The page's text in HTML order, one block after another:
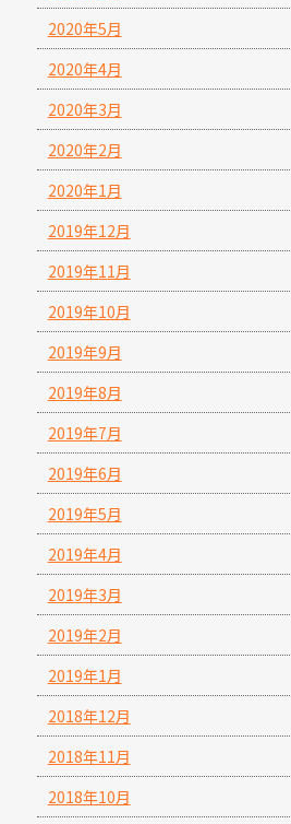
2020年5月
2020年4月
2020年3月
2020年2月
2020年1月
2019年12月
2019年11月
2019年10月
2019年9月
2019年8月
2019年7月
2019年6月
2019年5月
2019年4月
2019年3月
2019年2月
2019年1月
2018年12月
2018年11月
2018年10月